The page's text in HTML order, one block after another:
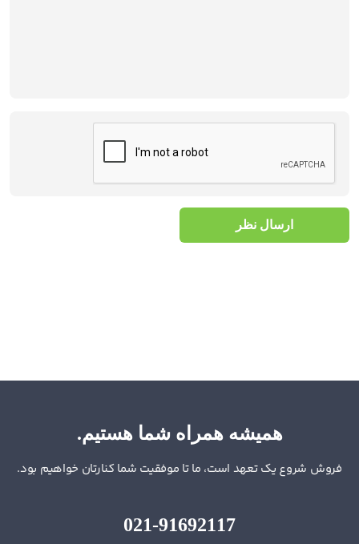
ارسال نظر
همیشه همراه شما هستیم.
فروش شروع یک تعهد است، ما تا موفقیت شما کنارتان خواهیم بود.
021-91692117